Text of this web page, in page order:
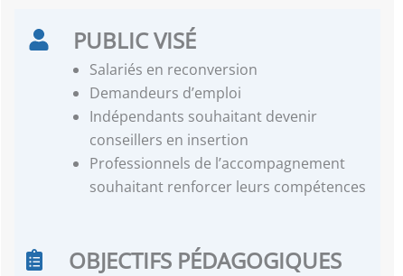
PUBLIC VISÉ
Salariés en reconversion
Demandeurs d’emploi
Indépendants souhaitant devenir
conseillers en insertion
Professionnels de l’accompagnement
souhaitant renforcer leurs compétences
OBJECTIFS PÉDAGOGIQUES